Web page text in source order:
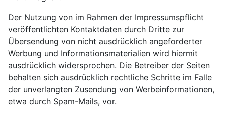
Der Nutzung von im Rahmen der Impressumspflicht
veröffentlichten Kontaktdaten durch Dritte zur
Übersendung von nicht ausdrücklich angeforderter
Werbung und Informationsmaterialien wird hiermit
ausdrücklich widersprochen. Die Betreiber der Seiten
behalten sich ausdrücklich rechtliche Schritte im Falle
der unverlangten Zusendung von Werbeinformationen,
etwa durch Spam-Mails, vor.